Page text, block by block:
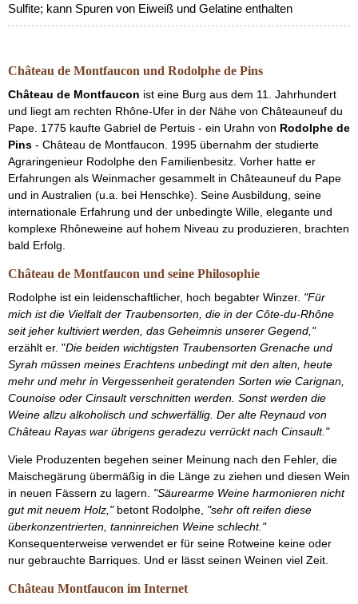
Sulfite; kann Spuren von Eiweiß und Gelatine enthalten
Château de Montfaucon und Rodolphe de Pins
Château de Montfaucon ist eine Burg aus dem 11. Jahrhundert
und liegt am rechten Rhône-Ufer in der Nähe von Châteauneuf du
Pape. 1775 kaufte Gabriel de Pertuis - ein Urahn von Rodolphe de
Pins - Château de Montfaucon. 1995 übernahm der studierte
Agraringenieur Rodolphe den Familienbesitz. Vorher hatte er
Erfahrungen als Weinmacher gesammelt in Châteauneuf du Pape
und in Australien (u.a. bei Henschke). Seine Ausbildung, seine
internationale Erfahrung und der unbedingte Wille, elegante und
komplexe Rhôneweine auf hohem Niveau zu produzieren, brachten
bald Erfolg.
Château de Montfaucon und seine Philosophie
Rodolphe ist ein leidenschaftlicher, hoch begabter Winzer. "Für
mich ist die Vielfalt der Traubensorten, die in der Côte-du-Rhône
seit jeher kultiviert werden, das Geheimnis unserer Gegend,"
erzählt er. "Die beiden wichtigsten Traubensorten Grenache und
Syrah müssen meines Erachtens unbedingt mit den alten, heute
mehr und mehr in Vergessenheit geratenden Sorten wie Carignan,
Counoise oder Cinsault verschnitten werden. Sonst werden die
Weine allzu alkoholisch und schwerfällig. Der alte Reynaud von
Château Rayas war übrigens geradezu verrückt nach Cinsault."
Viele Produzenten begehen seiner Meinung nach den Fehler, die
Maischegärung übermäßig in die Länge zu ziehen und diesen Wein
in neuen Fässern zu lagern. "Säurearme Weine harmonieren nicht
gut mit neuem Holz,"betont Rodolphe, "sehr oft reifen diese
überkonzentrierten, tanninreichen Weine schlecht."
Konsequenterweise verwendet er für seine Rotweine keine oder
nur gebrauchte Barriques. Und er lässt seinen Weinen viel Zeit.
Château Montfaucon im Internet